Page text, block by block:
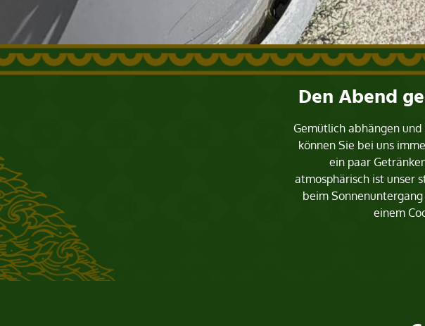
Den Abend
Gemütlich abhängen
können Sie bei uns
ein paar
atmosphärisch ist unser
beim
einem